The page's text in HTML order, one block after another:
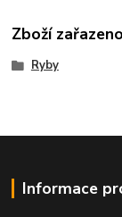
Zboží
Ryby
Informace